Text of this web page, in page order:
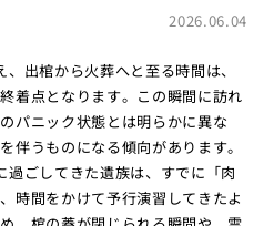
2026.06.04
出棺から火葬へと至る時間は、
着点となります。この瞬間に訪れ
パニック状態とは明らかに異な
伴うものになる傾向があります。
ごしてきた遺族は、すでに「肉
時間をかけて予行演習してきたよ